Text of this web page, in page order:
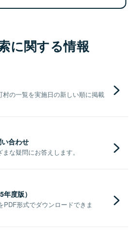
に関する情報
の一覧を実施日の新しい順に掲載
合わせ
な疑問にお答えします。
度版）
PDF形式でダウンロードできま